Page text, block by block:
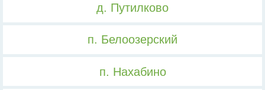
д. Путилково
п. Белоозерский
п. Нахабино